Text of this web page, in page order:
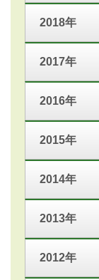
2018年
2017年
2016年
2015年
2014年
2013年
2012年